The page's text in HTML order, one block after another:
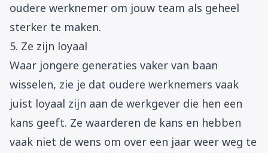
oudere werknemer om jouw team als geheel
sterker te maken.
5. Ze zijn loyaal
Waar jongere generaties vaker van baan
wisselen, zie je dat oudere werknemers vaak
juist loyaal zijn aan de werkgever die hen een
kans geeft. Ze waarderen de kans en hebben
vaak niet de wens om over een jaar weer weg te